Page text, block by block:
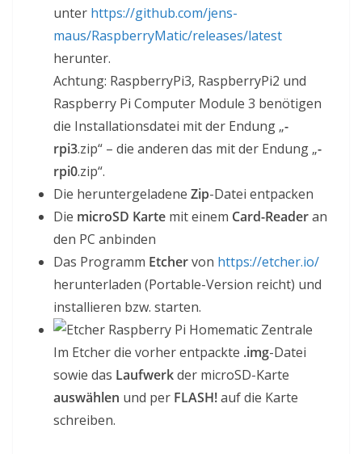
unter https://github.com/jens-
maus/RaspberryMatic/releases/latest
herunter.
Achtung: RaspberryPi3, RaspberryPi2 und
Raspberry Pi Computer Module 3 benötigen
die Installationsdatei mit der Endung „-
rpi3.zip“ – die anderen das mit der Endung „-
rpi0.zip“.
Die heruntergeladene Zip-Datei entpacken
Die microSD Karte mit einem Card-Readeran
den PC anbinden
Das Programm Etchervon https://etcher.io/
herunterladen (Portable-Version reicht) und
installieren bzw. starten.
Im Etcher die vorher entpackte .img-Datei
sowie das Laufwerkder microSD-Karte
auswählen und per FLASH!auf die Karte
schreiben.